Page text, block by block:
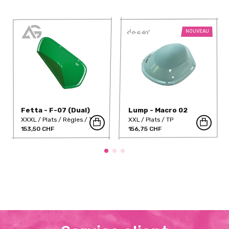
Fetta - F-07 (Dual)
XXXL Plats Règles
TP
153,50 CHF
NOUVEAU
Lump - Macro 02
(Dual)
XXL Plats
TP
156,75 CHF